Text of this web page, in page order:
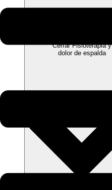
Cerrar Fisioterapia y
dolor de espalda